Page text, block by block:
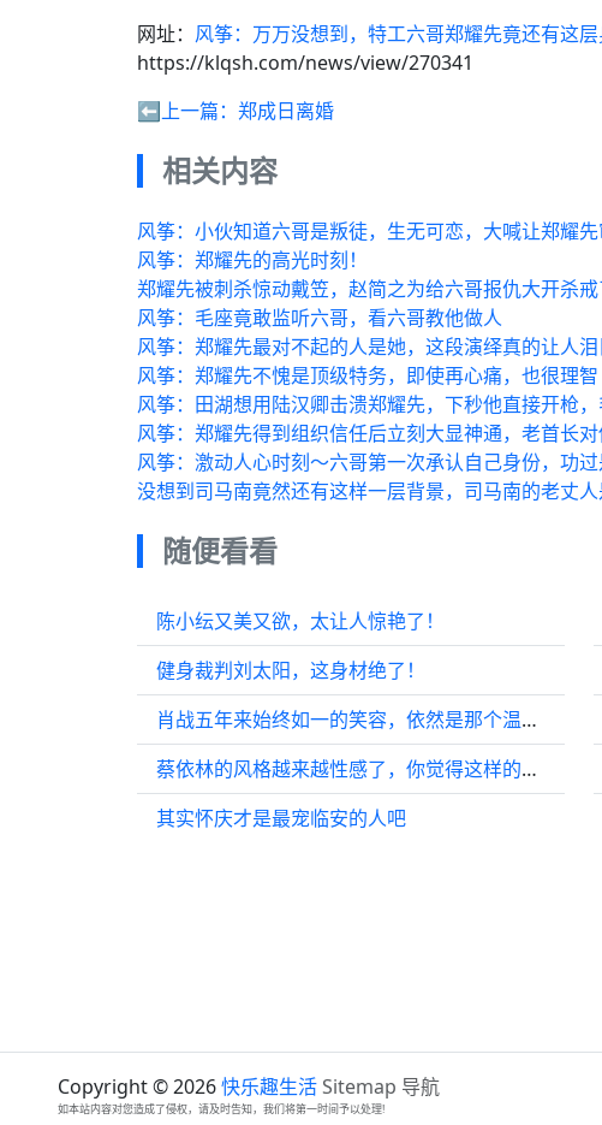
网址： 风筝：万万没想到，特工六哥郑耀先竟还有这
https://klqsh.com/news/view/270341
⬅️上一篇： 郑成日离婚
相关内容
风筝：小伙知道六哥是叛徒，生无可恋，大喊让郑耀先
风筝：郑耀先的高光时刻！
郑耀先被刺杀惊动戴笠，赵简之为给六哥报仇大开杀戒
风筝：毛座竟敢监听六哥，看六哥教他做人
风筝：郑耀先最对不起的人是她，这段演绎真的让人泪
风筝：郑耀先不愧是顶级特务，即使再心痛，也很理智
风筝：田湖想用陆汉卿击溃郑耀先，下秒他直接开枪
风筝：郑耀先得到组织信任后立刻大显神通，老首长
风筝：激动人心时刻～六哥第一次承认自己身份，功过
没想到司马南竟然还有这样一层背景，司马南的老丈
随便看看
陈小纭又美又欲，太让人惊艳了！
健身裁判刘太阳，这身材绝了！
肖战五年来始终如一的笑容，依然是那个温暖的你呀 祝福肖战一切顺利！
蔡依林的风格越来越性感了，你觉得这样的她如何？ 娱乐星闻 女神
其实怀庆才是最宠临安的人吧
Copyright © 2026快乐趣生活Sitemap 导航
如本站内容对您造成了侵权，请及时告知，我们将第一时间予以处理!